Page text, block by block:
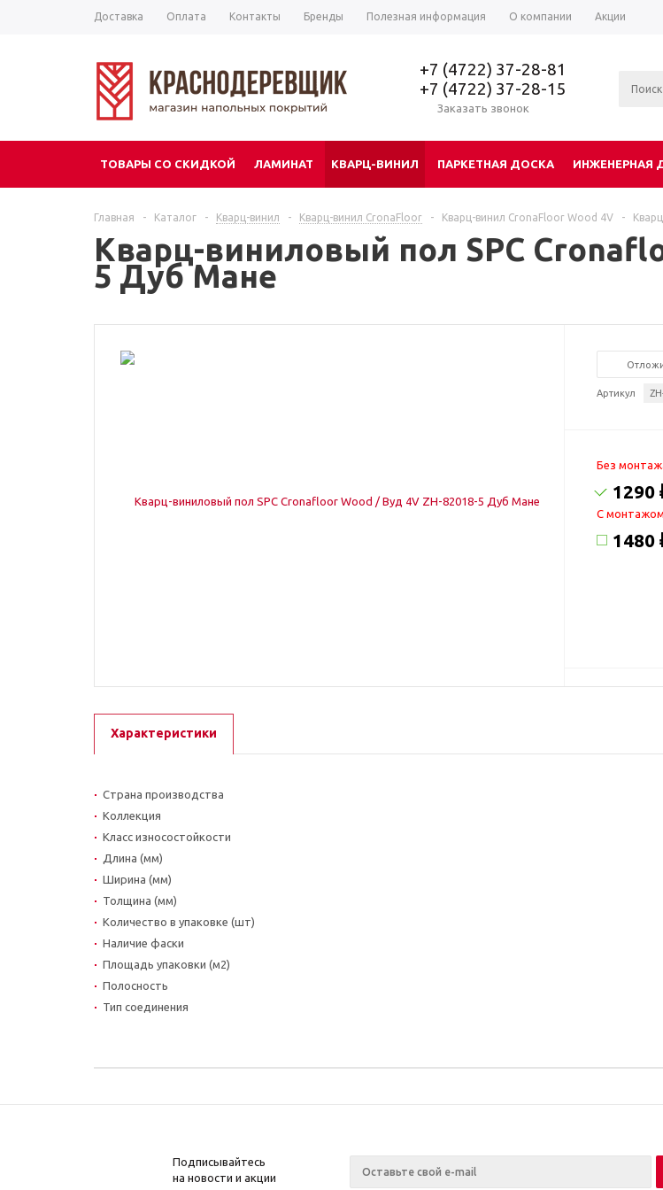
Доставка Оплата Контакты Бренды Полезная информация О компании Акции
+7 (4722) 37-28-81
+7 (4722) 37-28-15
Заказать звонок
ТОВАРЫ СО СКИДКОЙ ЛАМИНАТ КВАРЦ-ВИНИЛ ПАРКЕТНАЯ ДОСКА ИНЖЕНЕРНАЯ
Главная - Каталог - Кварц-винил - Кварц-винил CronaFloor - Кварц-винил CronaFloor Wood 4V -
Кварц-виниловый пол SPC
5 Дуб Мане
Артикул
Без
1290
C монтажом
1480
Характеристики
Страна производства
Коллекция
Класс износостойкости
Длина (мм)
Ширина (мм)
Толщина (мм)
Количество в упаковке (шт)
Наличие фаски
Площадь упаковки (м2)
Полосность
Тип соединения
Подписывайтесь
на новости и акции